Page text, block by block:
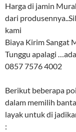
Harga di jamin
dari
kami
Biaya Kirim Sangat
Tunggu apalagi
0857 7576 4002
Berikut beberapa
dalam memilih
layak untuk di
: